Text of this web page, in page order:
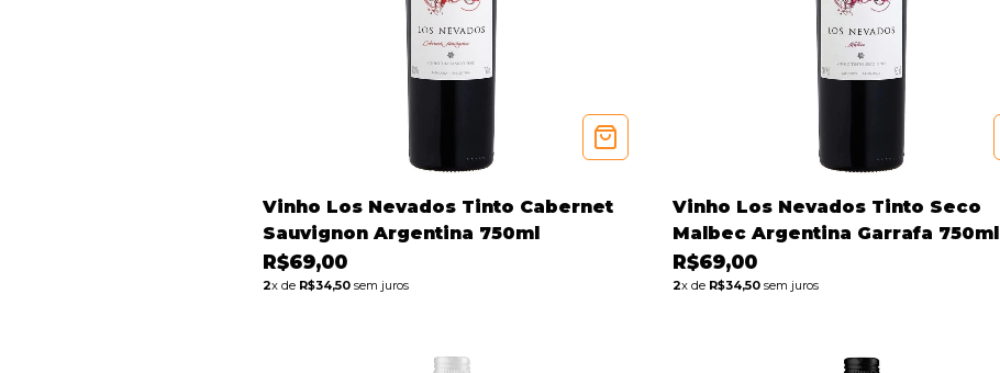
Vinho Los Nevados Tinto Cabernet
Sauvignon Argentina 750ml
R$69,00
2x de R$34,50 sem juros
Vinho Los Nevados Tinto Seco
Malbec Argentina Garrafa 750ml
R$69,00
2x de R$34,50 sem juros